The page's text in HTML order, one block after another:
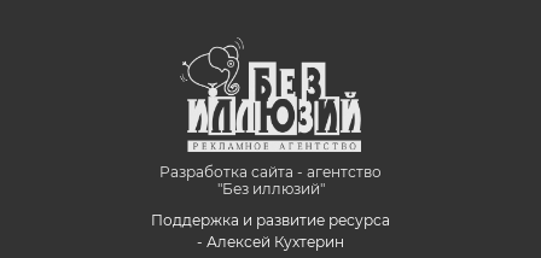
Разработка сайта - агентство
"Без иллюзий"
Поддержка и развитие ресурса
- Алексей Кухтерин